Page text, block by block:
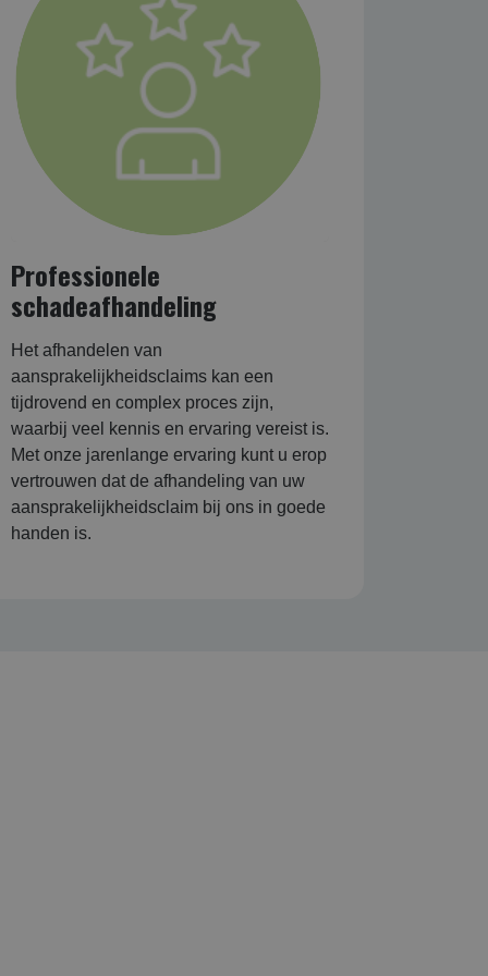
Professionele
schadeafhandeling
Het afhandelen van
aansprakelijkheidsclaims kan een
tijdrovend en complex proces zijn,
waarbij veel kennis en ervaring vereist is.
Met onze jarenlange ervaring kunt u erop
vertrouwen dat de afhandeling van uw
aansprakelijkheidsclaim bij ons in goede
handen is.